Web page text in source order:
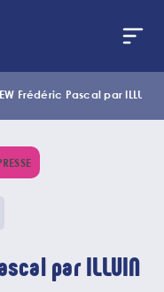
Frédéric Pascal par
par ILLUIN